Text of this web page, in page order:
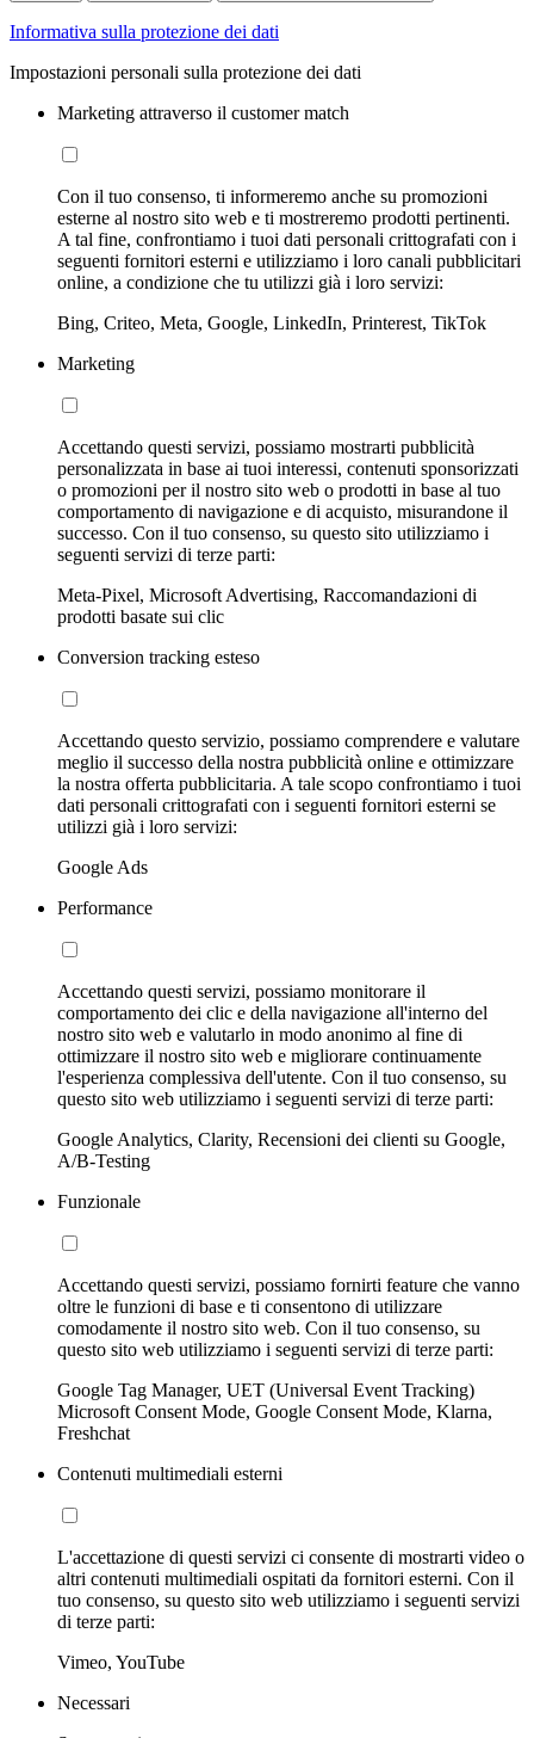
Informativa sulla protezione dei dati
Impostazioni personali sulla protezione dei dati
Marketing attraverso il customer match
Con il tuo consenso, ti informeremo anche su promozioni
esterne al nostro sito web e ti mostreremo prodotti pertinenti.
A tal fine, confrontiamo i tuoi dati personali crittografati con i
seguenti fornitori esterni e utilizziamo i loro canali pubblicitari
online, a condizione che tu utilizzi già i loro servizi:
Bing, Criteo, Meta, Google, LinkedIn, Printerest, TikTok
Marketing
Accettando questi servizi, possiamo mostrarti pubblicità
personalizzata in base ai tuoi interessi, contenuti sponsorizzati
o promozioni per il nostro sito web o prodotti in base al tuo
comportamento di navigazione e di acquisto, misurandone il
successo. Con il tuo consenso, su questo sito utilizziamo i
seguenti servizi di terze parti:
Meta-Pixel, Microsoft Advertising, Raccomandazioni di
prodotti basate sui clic
Conversion tracking esteso
Accettando questo servizio, possiamo comprendere e valutare
meglio il successo della nostra pubblicità online e ottimizzare
la nostra offerta pubblicitaria. A tale scopo confrontiamo i tuoi
dati personali crittografati con i seguenti fornitori esterni se
utilizzi già i loro servizi:
Google Ads
Performance
Accettando questi servizi, possiamo monitorare il
comportamento dei clic e della navigazione all'interno del
nostro sito web e valutarlo in modo anonimo al fine di
ottimizzare il nostro sito web e migliorare continuamente
l'esperienza complessiva dell'utente. Con il tuo consenso, su
questo sito web utilizziamo i seguenti servizi di terze parti:
Google Analytics, Clarity, Recensioni dei clienti su Google,
A/B-Testing
Funzionale
Accettando questi servizi, possiamo fornirti feature che vanno
oltre le funzioni di base e ti consentono di utilizzare
comodamente il nostro sito web. Con il tuo consenso, su
questo sito web utilizziamo i seguenti servizi di terze parti:
Google Tag Manager, UET (Universal Event Tracking)
Microsoft Consent Mode, Google Consent Mode, Klarna,
Freshchat
Contenuti multimediali esterni
L'accettazione di questi servizi ci consente di mostrarti video o
altri contenuti multimediali ospitati da fornitori esterni. Con il
tuo consenso, su questo sito web utilizziamo i seguenti servizi
di terze parti:
Vimeo, YouTube
Necessari